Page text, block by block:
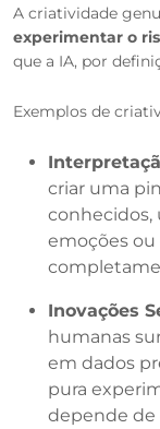
A criatividade
experimentar o
que a IA, por
Exemplos de
criar uma
emoções
Inovações
humanas
em dados
pura
depende de